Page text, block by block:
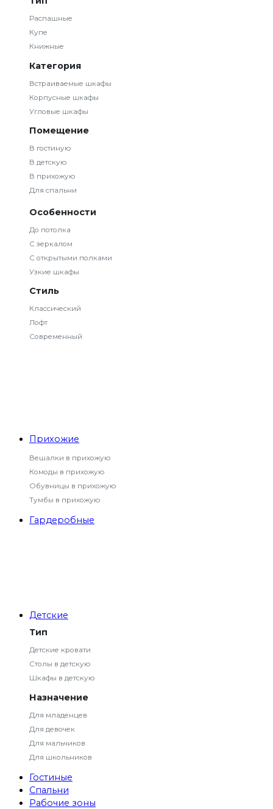
Распашные
Купе
Книжные
Категория
Встраиваемые шкафы
Корпусные шкафы
Угловые шкафы
Помещение
В гостиную
В детскую
В прихожую
Для спальни
Особенности
До потолка
С зеркалом
С открытыми полками
Узкие шкафы
Стиль
Классический
Лофт
Современный
Прихожие
Вешалки в прихожую
Комоды в прихожую
Обувницы в прихожую
Тумбы в прихожую
Гардеробные
Детские
Тип
Детские кровати
Столы в детскую
Шкафы в детскую
Назначение
Для младенцев
Для девочек
Для мальчиков
Для школьников
Гостиные
Спальни
Рабочие зоны